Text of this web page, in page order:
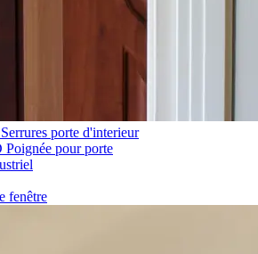
Serrures porte d'interieur
Poignée pour porte
fenêtre